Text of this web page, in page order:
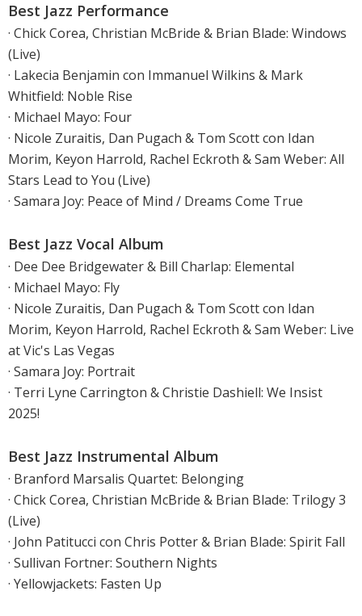
Best Jazz Performance
· Chick Corea, Christian McBride & Brian Blade: Windows
(Live)
· Lakecia Benjamin con Immanuel Wilkins & Mark
Whitfield: Noble Rise
· Michael Mayo: Four
· Nicole Zuraitis, Dan Pugach & Tom Scott con Idan
Morim, Keyon Harrold, Rachel Eckroth & Sam Weber: All
Stars Lead to You (Live)
· Samara Joy: Peace of Mind / Dreams Come True
Best Jazz Vocal Album
· Dee Dee Bridgewater & Bill Charlap: Elemental
· Michael Mayo: Fly
· Nicole Zuraitis, Dan Pugach & Tom Scott con Idan
Morim, Keyon Harrold, Rachel Eckroth & Sam Weber: Live
at Vic's Las Vegas
· Samara Joy: Portrait
· Terri Lyne Carrington & Christie Dashiell: We Insist
2025!
Best Jazz Instrumental Album
· Branford Marsalis Quartet: Belonging
· Chick Corea, Christian McBride & Brian Blade: Trilogy 3
(Live)
· John Patitucci con Chris Potter & Brian Blade: Spirit Fall
· Sullivan Fortner: Southern Nights
· Yellowjackets: Fasten Up